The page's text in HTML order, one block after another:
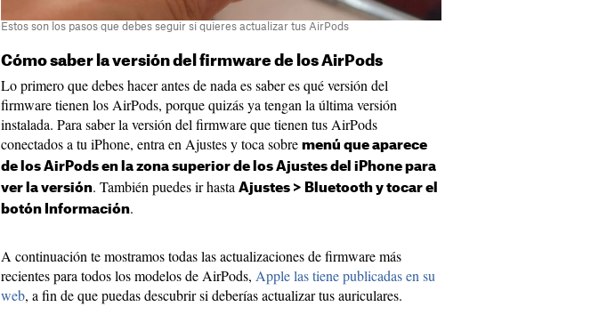
Estos son los pasos que debes seguir si quieres actualizar tus AirPods
Cómo saber la versión del firmware de los AirPods
Lo primero que debes hacer antes de nada es saber es qué versión del
firmware tienen los AirPods, porque quizás ya tengan la última versión
instalada. Para saber la versión del firmware que tienen tus AirPods
conectados a tu iPhone, entra en Ajustes y toca sobre menú que aparece
de los AirPods en la zona superior de los Ajustes del iPhone para
ver la versión. También puedes ir hasta Ajustes > Bluetooth y tocar el
botón Información.
A continuación te mostramos todas las actualizaciones de firmware más
recientes para todos los modelos de AirPods, Apple las tiene publicadas en su
web, a fin de que puedas descubrir si deberías actualizar tus auriculares.